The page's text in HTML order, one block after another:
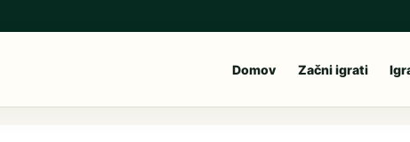
Domov Začni igrati